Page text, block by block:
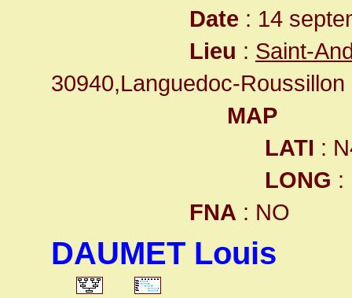
Date : 14
Lieu : Saint-
30940,Languedoc-Roussillon
MAP
LATI :
LONG :
FNA : NO
DAUMET Louis